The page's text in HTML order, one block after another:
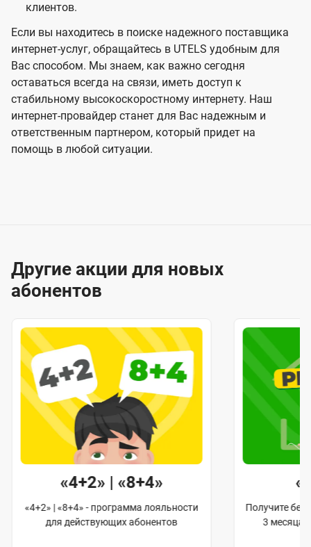
клиентов.
Если вы находитесь в поиске надежного поставщика
интернет-услуг, обращайтесь в UTELS удобным для
Вас способом. Мы знаем, как важно сегодня
оставаться всегда на связи, иметь доступ к
стабильному высокоскоростному интернету. Наш
интернет-провайдер станет для Вас надежным и
ответственным партнером, который придет на
помощь в любой ситуации.
Другие акции для новых
абонентов
«4+2» | «8+4»
«4+2» | «8+4» - программа лояльности
для действующих абонентов
Получите
3 месяца